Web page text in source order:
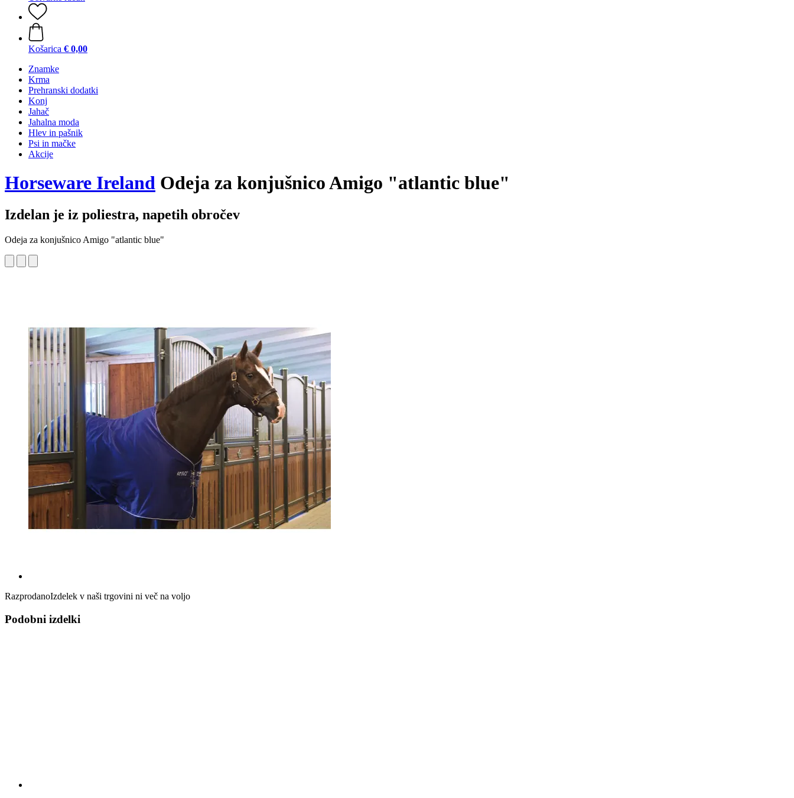
Košarica € 0,00
Znamke
Krma
Prehranski dodatki
Konj
Jahač
Jahalna moda
Hlev in pašnik
Psi in mačke
Akcije
Horseware Ireland Odeja za konjušnico Amigo "atlantic blue"
Izdelan je iz poliestra, napetih obročev
Odeja za konjušnico Amigo "atlantic blue"
RazprodanoIzdelek v naši trgovini ni več na voljo
Podobni izdelki